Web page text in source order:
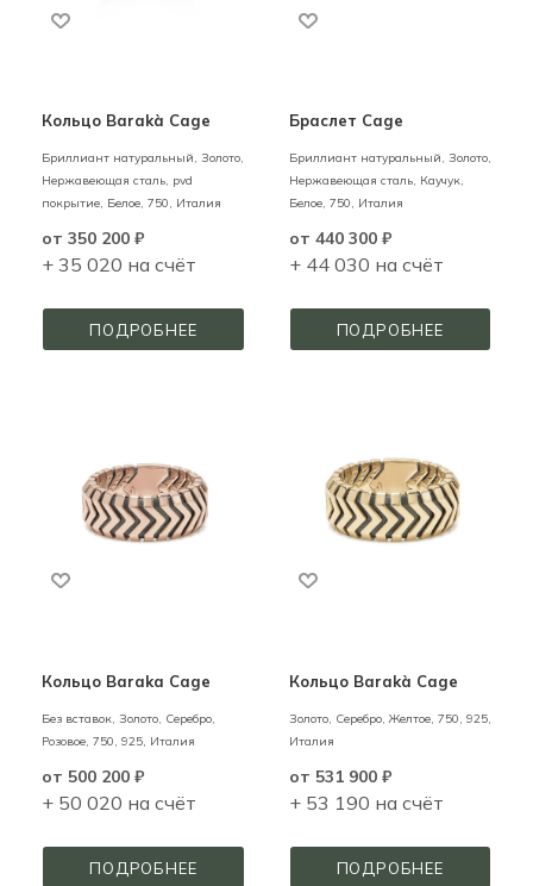
Кольцо Barakà Cage
Бриллиант натуральный, Золото,
Нержавеющая сталь, pvd
покрытие, Белое, 750, Италия
от 350 200 ₽
+ 35 020 на счёт
ПОДРОБНЕЕ
Браслет Cage
Бриллиант натуральный, Золото,
Нержавеющая сталь, Каучук,
Белое, 750, Италия
от 440 300 ₽
+ 44 030 на счёт
ПОДРОБНЕЕ
Кольцо Baraka Cage
Без вставок, Золото, Серебро,
Розовое, 750, 925, Италия
от 500 200 ₽
+ 50 020 на счёт
ПОДРОБНЕЕ
Кольцо Barakà Cage
Золото, Серебро, Желтое, 750, 925,
Италия
от 531 900 ₽
+ 53 190 на счёт
ПОДРОБНЕЕ